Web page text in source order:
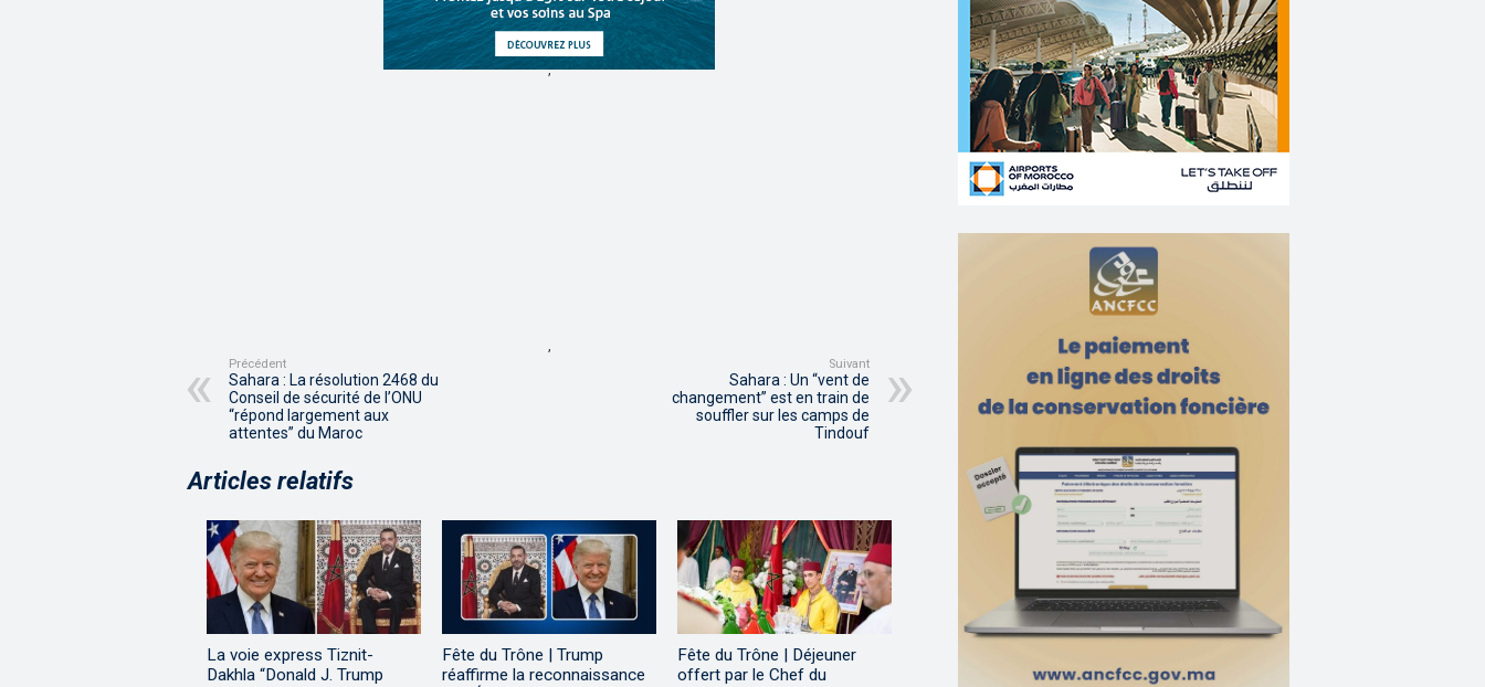
,
Précédent
Sahara : La résolution 2468 du
Conseil de sécurité de l’ONU
“répond largement aux
attentes” du Maroc
Suivant
Sahara : Un “vent de
changement” est en train de
souffler sur les camps de
Tindouf
Articles relatifs
La voie express Tiznit-
Dakhla “Donald J. Trump
Fête du Trône | Trump
réaffirme la reconnaissance
Fête du Trône | Déjeuner
offert par le Chef du